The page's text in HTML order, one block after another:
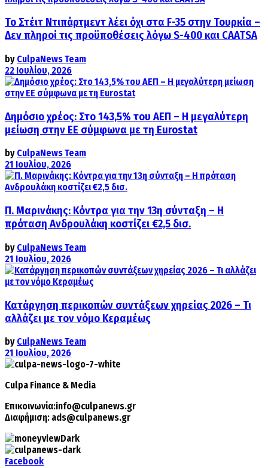
Το Στέιτ Ντιπάρτμεντ λέει όχι στα F-35 στην Τουρκία –
Δεν πληροί τις προϋποθέσεις λόγω S-400 και CAATSA
by CulpaNews Team
22 Ιουλίου, 2026
Δημόσιο χρέος: Στο 143,5% του ΑΕΠ – Η μεγαλύτερη
μείωση στην ΕΕ σύμφωνα με τη Eurostat
by CulpaNews Team
21 Ιουλίου, 2026
Π. Μαρινάκης: Κόντρα για την 13η σύνταξη – Η
πρόταση Ανδρουλάκη κοστίζει €2,5 δισ.
by CulpaNews Team
21 Ιουλίου, 2026
Κατάργηση περικοπών συντάξεων χηρείας 2026 – Τι
αλλάζει με τον νόμο Κεραμέως
by CulpaNews Team
21 Ιουλίου, 2026
Culpa Finance & Media
Επικοινωνία:info@culpanews.gr
Διαφήμιση: ads@culpanews.gr
Facebook